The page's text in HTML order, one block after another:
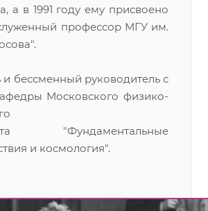
а в 1991 году ему присвоено
профессор МГУ им.
и бессменный руководитель с
Московского физико-
"Фундаментальные
и космология".